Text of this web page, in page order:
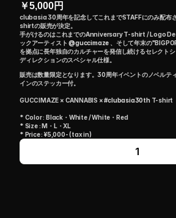
￥5,000円
clubasia 30周年を記念してこれまでSTAFFにのみ配布
shirtの販売が決定。
手がけるのはこれまでのAnniversary T-shirt / Logo
ックアーティスト @guccimaze 、そして年末の
を拠点に長年独自のカルチャーを発信し続けるセレクト
ディレクションのスペシャル仕様。
販売は数量限定となります。30周年イベントのノベルテ
インのステッカー付。
GUCCIMAZE × CANNABIS × #clubasia30th T-shirt
* Color : Black・White / White・Red
* Size : M・L・XL
* Price : ¥5,000- (tax in)
1